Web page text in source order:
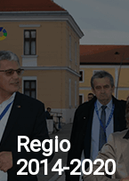
Regio
2014-2020